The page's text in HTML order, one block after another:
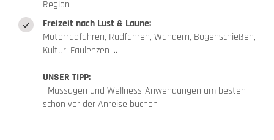
Region
Freizeit nach Lust & Laune:
Motorradfahren, Radfahren, Wandern, Bogenschießen,
Kultur, Faulenzen ...
UNSER TIPP:
Massagen und Wellness-Anwendungen am besten
schon vor der Anreise buchen